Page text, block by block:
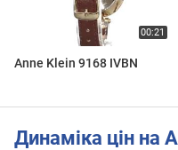
Anne Klein 9168 IVBN
Динаміка цін на